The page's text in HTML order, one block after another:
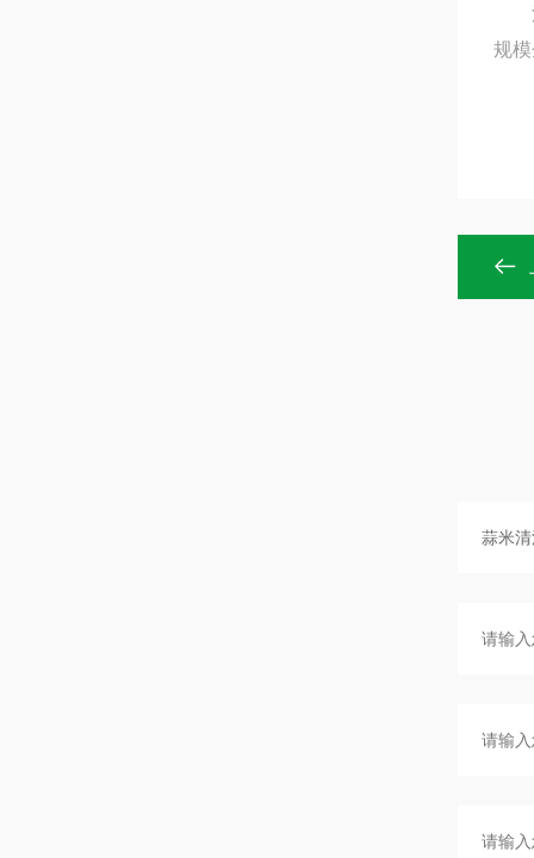
清
规